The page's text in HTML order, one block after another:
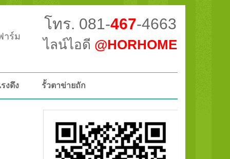
าร์ม
โทร. 081-467-4663
ไลน์ไอดี @HORHOME
งดึง รั้วตาข่ายถัก